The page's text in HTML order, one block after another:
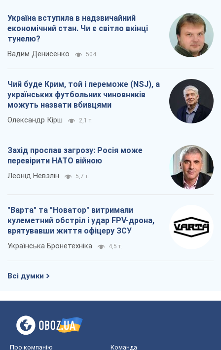
Україна вступила в надзвичайний
економічний стан. Чи є світло вкінці
тунелю?
Вадим Денисенко 504
Чий буде Крим, той і переможе (NSJ), а
українських футбольних чиновників
можуть назвати вбивцями
Олександр Кірш 2,1 т.
Захід проспав загрозу: Росія може
перевірити НАТО війною
Леонід Невзлін 5,7 т.
"Варта" та "Новатор" витримали
кулеметний обстріл і удар FPV-дрона,
врятувавши життя офіцеру ЗСУ
Українська Бронетехніка 4,5 т.
Всі думки
Про компанію Команда